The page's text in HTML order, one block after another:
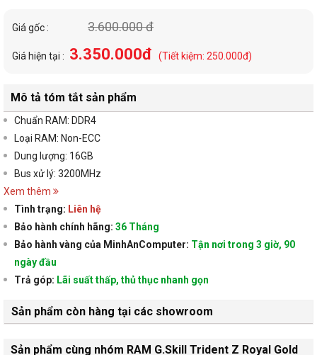
Giá gốc : 3.600.000 đ
Giá hiện tại : 3.350.000đ (Tiết kiệm: 250.000đ)
Mô tả tóm tắt sản phẩm
Chuẩn RAM: DDR4
Loại RAM: Non-ECC
Dung lượng: 16GB
Bus xử lý: 3200MHz
Xem thêm
Tình trạng: Liên hệ
Bảo hành chính hãng: 36 Tháng
Bảo hành vàng của MinhAnComputer: Tận nơi trong 3 giờ, 90
ngày đầu
Trả góp: Lãi suất thấp, thủ thục nhanh gọn
Sản phẩm còn hàng tại các showroom
Sản phẩm cùng nhóm RAM G.Skill Trident Z Royal Gold